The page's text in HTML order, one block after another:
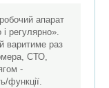
апарат
регулярно».
варитиме раз
СТО,
-
функції.